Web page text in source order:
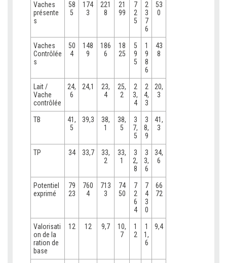
Vaches
présente
s
58
5
174
3
221
8
21
99
7
2
5
2
3
7
6
53
0
Vaches
Contrôlée
s
50
4
148
9
186
6
18
25
5
9
5
1
9
8
6
43
8
Lait /
Vache
contrôlée
24,
6
24,1
23,
4
25,
2
2
3,
4
2
4,
3
20,
3
TB
41,
5
39,3
38,
1
38,
5
3
7,
5
3
8,
9
41,
3
TP 34 33,7
33,
2
33,
1
3
2,
8
3
3,
6
34,
6
Potentiel
exprimé
79
23
760
4
713
3
74
50
7
2
6
4
7
4
3
0
66
72
Valorisati
on de la
ration de
base
12 12 9,7
10,
7
1
2
1
1,
6
9,4